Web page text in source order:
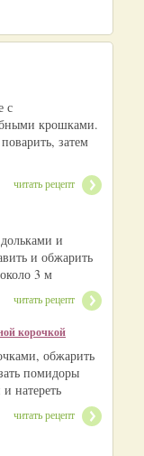
с
крошками.
затем
читать рецепт
и
и обжарить
3 м
читать рецепт
корочкой
обжарить
помидоры
натереть
читать рецепт